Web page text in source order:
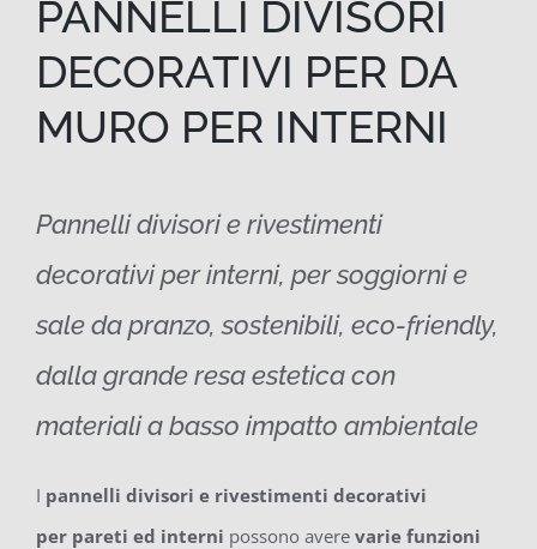
PANNELLI DIVISORI
DECORATIVI PER DA
MURO PER INTERNI
Pannelli divisori e rivestimenti
decorativi per interni, per soggiorni e
sale da pranzo, sostenibili, eco-friendly,
dalla grande resa estetica con
materiali a basso impatto ambientale
I pannelli divisori e rivestimenti decorativi
per pareti ed interni possono avere varie funzioni